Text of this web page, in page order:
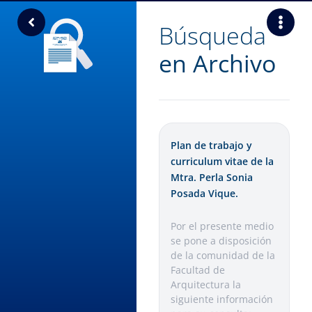
Búsqueda
en Archivo
Plan de trabajo y
curriculum vitae de la
Mtra. Perla Sonia
Posada Vique.
Por el presente medio
se pone a disposición
de la comunidad de la
Facultad de
Arquitectura la
siguiente información